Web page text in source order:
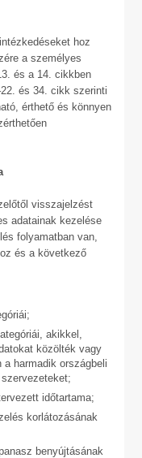
hoz
a személyes
és a 14. cikkben
és 34. cikk szerinti
érthető és könnyen
visszajelzést
adatainak kezelése
folyamatban van,
és a következő
akikkel,
közölték vagy
a harmadik országbeli
időtartama;
korlátozásának
benyújtásának